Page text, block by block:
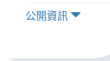
公開資訊